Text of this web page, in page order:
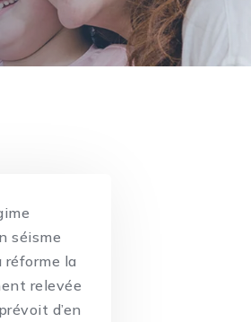
séisme
réforme la
relevée
d’en